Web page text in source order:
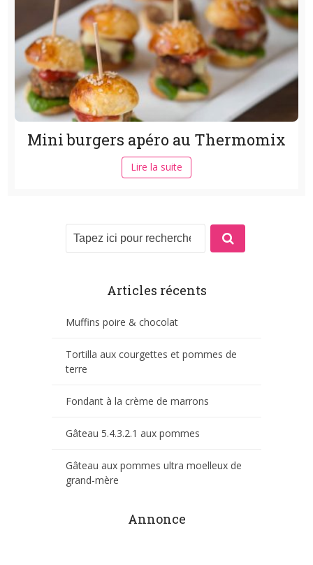
Mini burgers apéro au Thermomix
Lire la suite
Articles récents
Muffins poire & chocolat
Tortilla aux courgettes et pommes de
terre
Fondant à la crème de marrons
Gâteau 5.4.3.2.1 aux pommes
Gâteau aux pommes ultra moelleux de
grand-mère
Annonce